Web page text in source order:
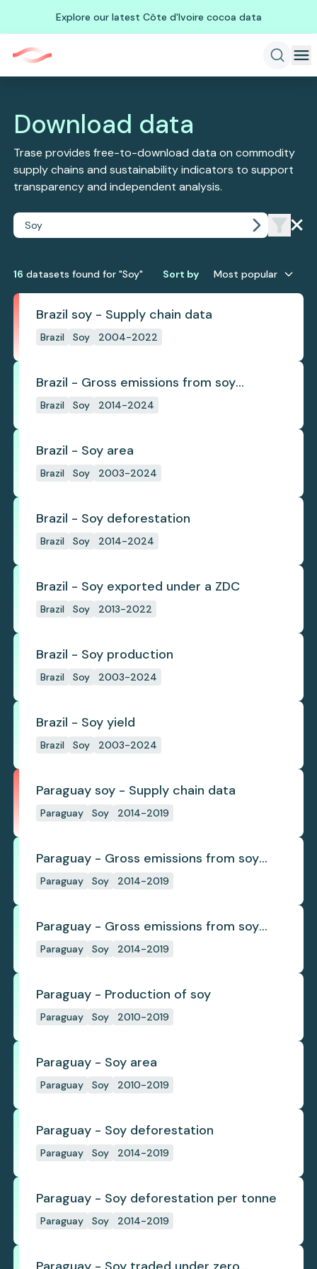
Explore our latest Côte d'Ivoire cocoa data
Download data
Trase provides free-to-download data on commodity
supply chains and sustainability indicators to support
transparency and independent analysis.
16 datasets found for "Soy" Sort by Most popular
Brazil soy - Supply chain data
Brazil Soy 2004-2022
Brazil - Gross emissions from soy
deforestation
Brazil Soy 2014-2024
Brazil - Soy area
Brazil Soy 2003-2024
Brazil - Soy deforestation
Brazil Soy 2014-2024
Brazil - Soy exported under a ZDC
Brazil Soy 2013-2022
Brazil - Soy production
Brazil Soy 2003-2024
Brazil - Soy yield
Brazil Soy 2003-2024
Paraguay soy - Supply chain data
Paraguay Soy 2014-2019
Paraguay - Gross emissions from soy
deforestation
Paraguay Soy 2014-2019
Paraguay - Gross emissions from soy
deforestation per tonne
Paraguay Soy 2014-2019
Paraguay - Production of soy
Paraguay Soy 2010-2019
Paraguay - Soy area
Paraguay Soy 2010-2019
Paraguay - Soy deforestation
Paraguay Soy 2014-2019
Paraguay - Soy deforestation per tonne
Paraguay Soy 2014-2019